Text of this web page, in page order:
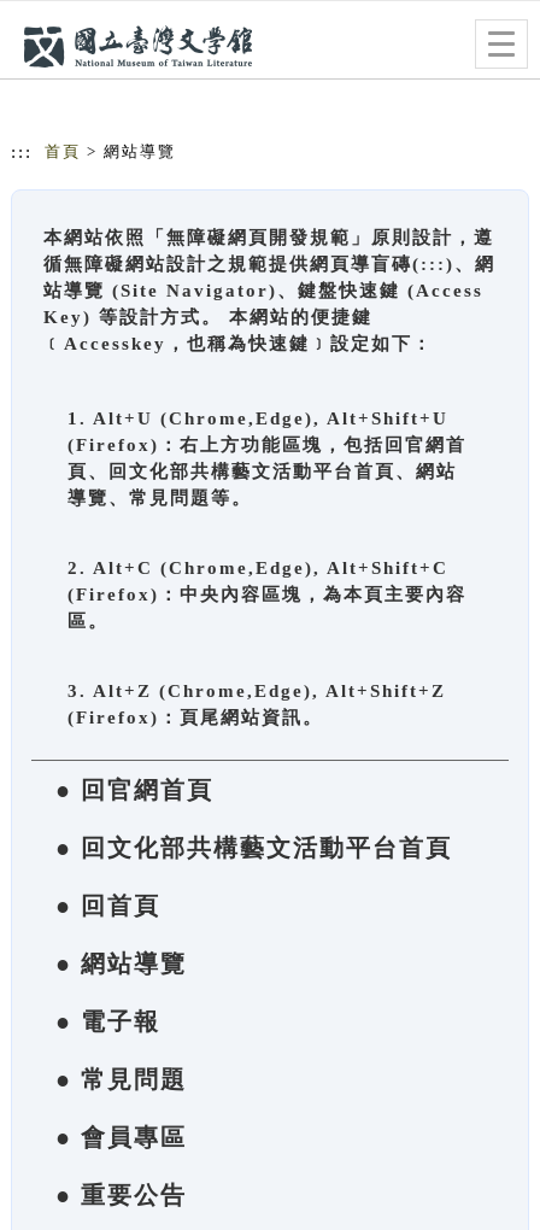
::: 首頁 > 網站導覽
本網站依照「無障礙網頁開發規範」原則設計，遵
循無障礙網站設計之規範提供網頁導盲磚(:::)、網
站導覽 (Site Navigator)、鍵盤快速鍵 (Access
Key) 等設計方式。 本網站的便捷鍵
﹝Accesskey，也稱為快速鍵﹞設定如下：
1. Alt+U (Chrome,Edge), Alt+Shift+U
(Firefox)：右上方功能區塊，包括回官網首
頁、回文化部共構藝文活動平台首頁、網站
導覽、常見問題等。
2. Alt+C (Chrome,Edge), Alt+Shift+C
(Firefox)：中央內容區塊，為本頁主要內容
區。
3. Alt+Z (Chrome,Edge), Alt+Shift+Z
(Firefox)：頁尾網站資訊。
● 回官網首頁
● 回文化部共構藝文活動平台首頁
● 回首頁
● 網站導覽
● 電子報
● 常見問題
● 會員專區
● 重要公告